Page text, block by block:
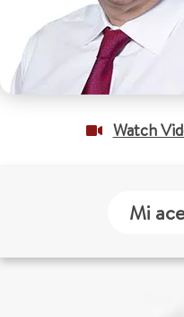
Watch
Mi